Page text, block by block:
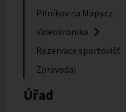
Pilníkov na Mapy.cz
Videokronika
Rezervace sportovišť
Zpravodaj
Úřad